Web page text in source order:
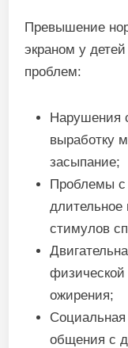
Превышение
экраном у
проблем:
Нарушения
выработку
засыпание;
Проблемы с
стимулов
физической
ожирения;
Социальная
общения с